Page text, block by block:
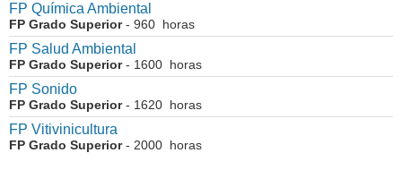
FP Química Ambiental
FP Grado Superior- 960 horas
FP Salud Ambiental
FP Grado Superior- 1600 horas
FP Sonido
FP Grado Superior- 1620 horas
FP Vitivinicultura
FP Grado Superior- 2000 horas